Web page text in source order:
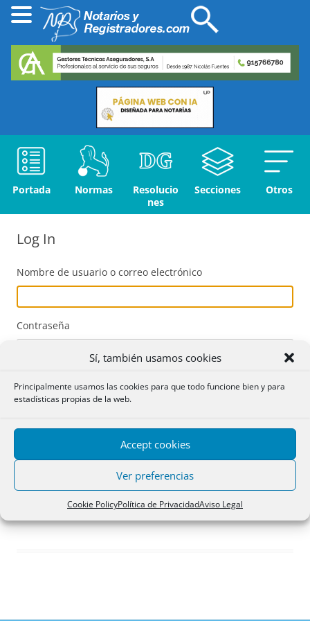
Sí, también usamos cookies
Principalmente usamos las cookies para que todo funcione bien y para
estadísticas propias de la web.
Accept cookies
Ver preferencias
Cookie PolicyPolítica de PrivacidadAviso Legal
Portada Normas
Resolucio
nes
Secciones Otros
Log In
Nombre de usuario o correo electrónico
Contraseña
Acceder
Registro
¿Has olvidado tu contraseña?